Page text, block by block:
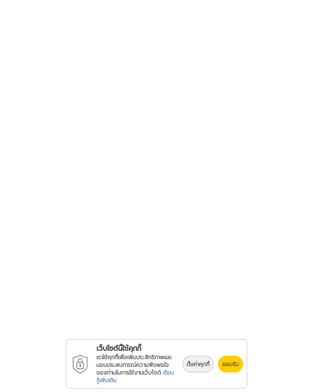
เว็บไซต์นี้ใช้คุกกี้
เราใช้คุกกี้เพื่อเพิ่มประสิทธิภาพและ
มอบประสบการณ์ความพึงพอใจ
ของท่านในการใช้งานเว็บไซต์ เรียน
รู้เพิ่มเติม
ตั้งค่าคุกกี้ ยอมรับ